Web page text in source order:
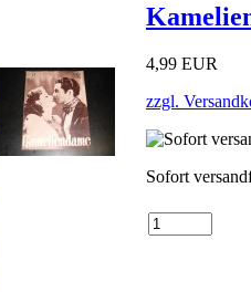
4,99 EUR
zzgl.
Sofort